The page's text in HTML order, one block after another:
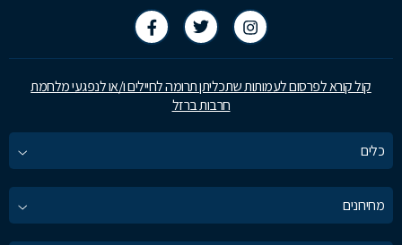
קול קורא לפרסום לעמותות שתכליתן תרומה לחיילים ו/או לנפגעי מלחמת
חרבות ברזל
כלים
מחירונים